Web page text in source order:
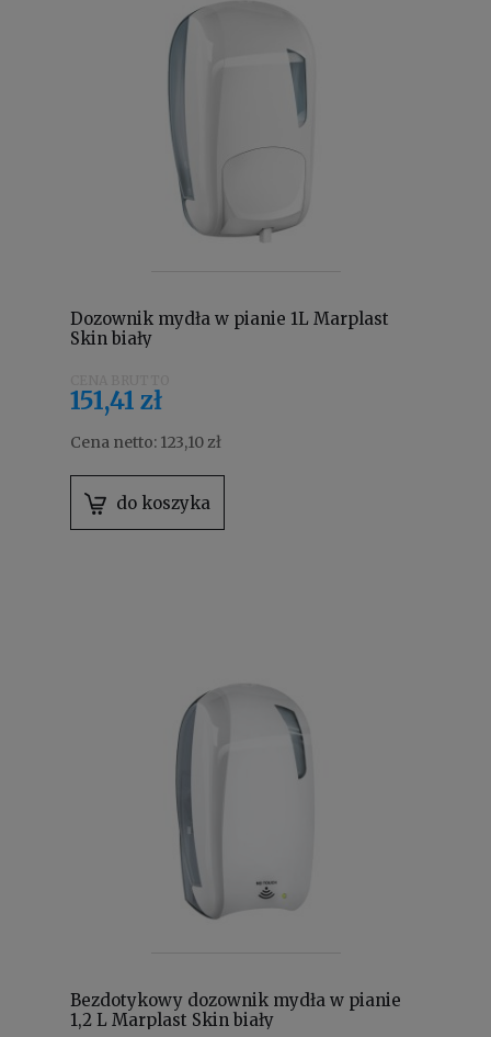
Dozownik mydła w pianie 1L Marplast
Skin biały
151,41 zł
Cena netto: 123,10 zł
do koszyka
Bezdotykowy dozownik mydła w pianie
1,2 L Marplast Skin biały